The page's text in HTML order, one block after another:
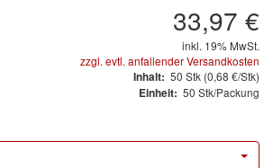
33,97 €
inkl. 19% MwSt.
zzgl. evtl. anfallender Versandkosten
Inhalt: 50 Stk (0,68 €/Stk)
Einheit: 50 Stk/Packung